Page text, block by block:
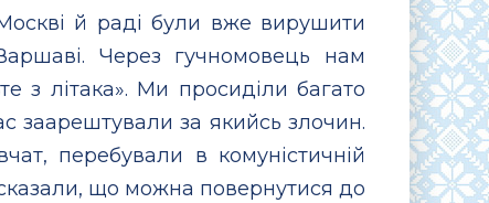
й раді були вже вирушити
Через гучномовець нам
з літака». Ми просиділи багато
заарештували за якийсь злочин.
перебували в комуністичній
що можна повернутися до